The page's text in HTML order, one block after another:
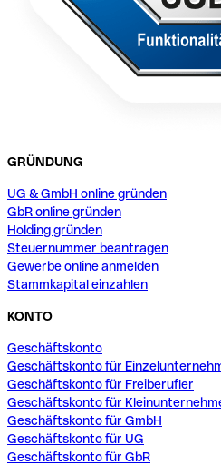
GRÜNDUNG
UG & GmbH online gründen
GbR online gründen
Holding gründen
Steuernummer beantragen
Gewerbe online anmelden
Stammkapital einzahlen
KONTO
Geschäftskonto
Geschäftskonto für
Geschäftskonto für Freiberufler
Geschäftskonto für
Geschäftskonto für GmbH
Geschäftskonto für UG
Geschäftskonto für GbR